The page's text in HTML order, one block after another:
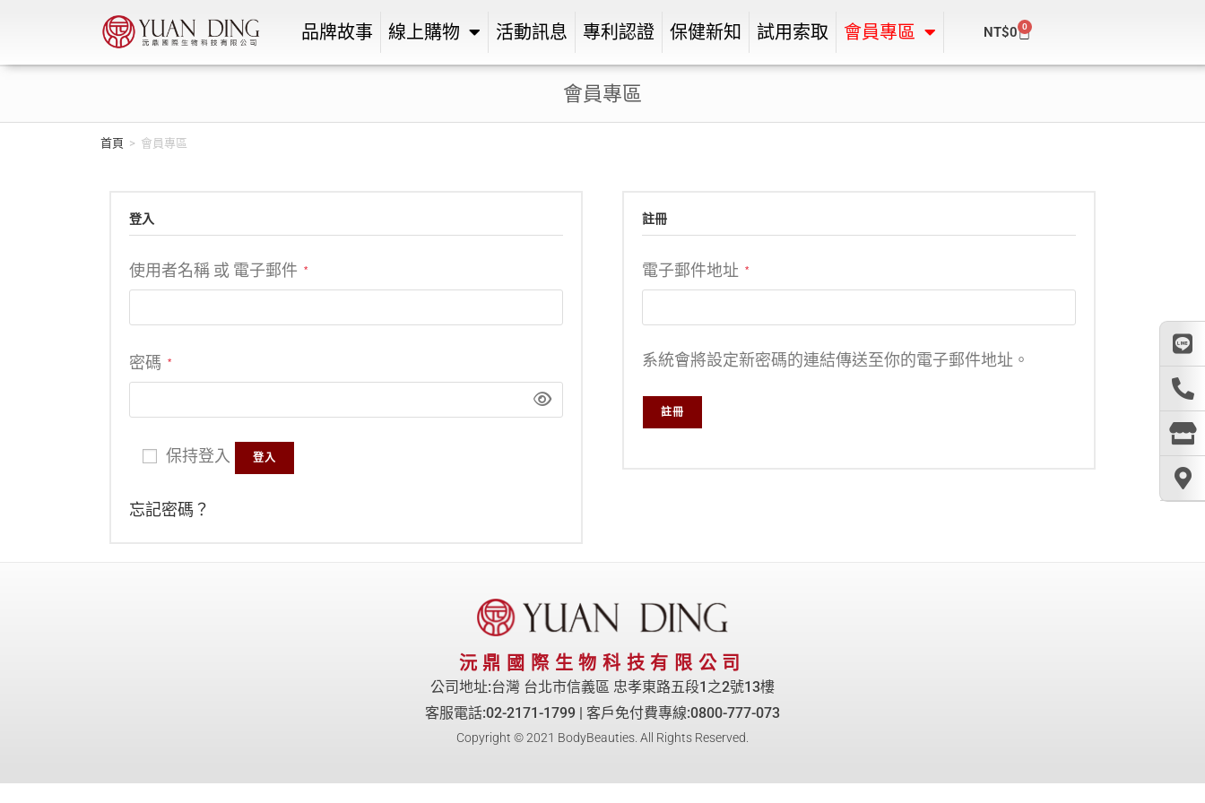
品牌故事 線上購物 活動訊息 專利認證 保健新知 試用索取 會員專區 NT$0 0
會員專區
首頁 > 會員專區
登入
使用者名稱 或 電子郵件 *
密碼 *
保持登入 登入
忘記密碼？
註冊
電子郵件地址 *
系統會將設定新密碼的連結傳送至你的電子郵件地址。
註冊
沅鼎國際生物科技有限公司
公司地址:台灣 台北市信義區 忠孝東路五段1之2號13樓
客服電話:02-2171-1799 | 客戶免付費專線:0800-777-073
Copyright © 2021 BodyBeauties. All Rights Reserved.